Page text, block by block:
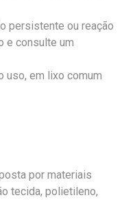
persistente ou reação
e consulte um
uso, em lixo comum
por materiais
tecida, polietileno,